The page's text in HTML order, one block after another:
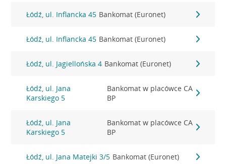
Łódź, ul. Inflancka 45 Bankomat (Euronet)
Łódź, ul. Inflancka 45 Bankomat (Euronet)
Łódź, ul. Jagiellońska 4 Bankomat (Euronet)
Łódź, ul. Jana
Karskiego 5
Bankomat w placówce CA
BP
Łódź, ul. Jana
Karskiego 5
Bankomat w placówce CA
BP
Łódź, ul. Jana Matejki 3/5 Bankomat (Euronet)